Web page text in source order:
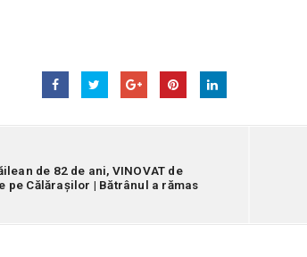
de 82 de ani, VINOVAT de
pe Călărașilor | Bătrânul a rămas